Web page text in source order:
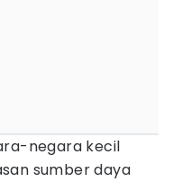
negara kecil
sumber daya